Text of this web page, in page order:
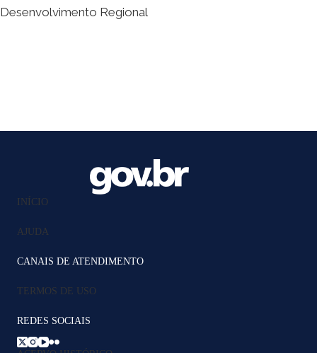
Desenvolvimento Regional
INÍCIO
AJUDA
CANAIS DE ATENDIMENTO
TERMOS DE USO
REDES SOCIAIS